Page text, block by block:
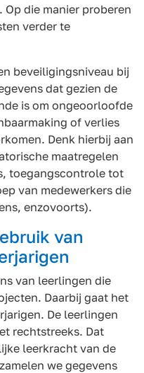
die manier proberen
verder te
beveiligingsniveau bij
dat gezien de
is om ongeoorloofde
of verlies
Denk hierbij aan
maatregelen
toegangscontrole tot
van medewerkers die
enzovoorts).
van
van leerlingen die
Daarbij gaat het
De leerlingen
rechtstreeks. Dat
leerkracht van de
we gegevens